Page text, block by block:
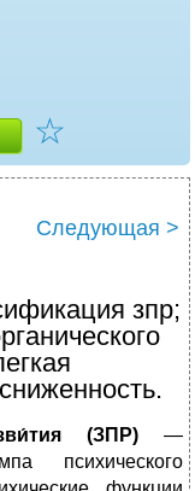
☆
Следующая >
зпр;
(ЗПР) —
психического